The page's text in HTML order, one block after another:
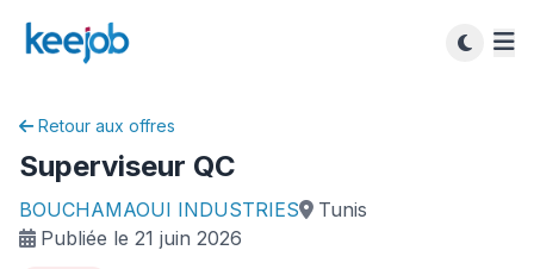
Retour aux offres
Superviseur QC
BOUCHAMAOUI INDUSTRIES
Tunis
Publiée le 21 juin 2026